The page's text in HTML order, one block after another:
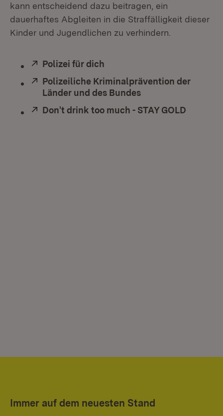
kann entscheidend dazu beitragen, ein
dauerhaftes Abgleiten in die Straffälligkeit dieser
Kinder und Jugendlichen zu verhindern.
Extern:
Polizei für dich
Extern:
Polizeiliche Kriminalprävention der
Länder und des Bundes
Extern:
Don't drink too much - STAY GOLD
Immer auf dem neuesten Stand